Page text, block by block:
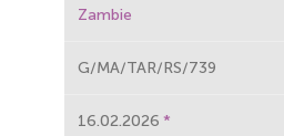
Zambie
G/MA/TAR/RS/739
16.02.2026